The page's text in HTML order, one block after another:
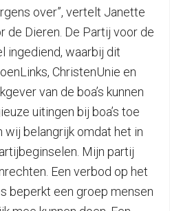
over”, vertelt Janette
de Dieren. De Partij voor de
ingediend, waarbij dit
ChristenUnie en
van de boa’s kunnen
uitingen bij boa’s toe
wij belangrijk omdat het in
Mijn partij
Een verbod op het
beperkt een groep mensen